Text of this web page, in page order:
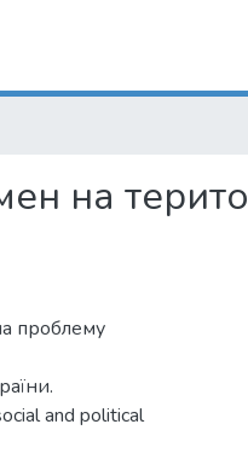
на
проблему
and political